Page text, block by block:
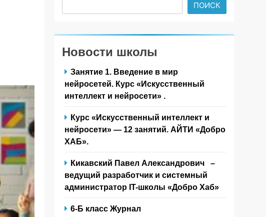
ПОИСК
Новости школы
Занятие 1. Введение в мир
нейросетей. Курс «Искусственный
интеллект и нейросети» .
Курс «Искусственный интеллект и
нейросети» — 12 занятий. АЙТИ «Добро
ХАБ».
Кикавский Павел Александрович –
ведущий разработчик и системный
администратор IT-школы «Добро Хаб»
6-Б класс Журнал